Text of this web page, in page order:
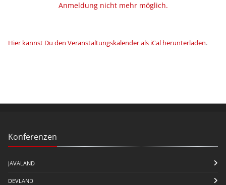
Anmeldung nicht mehr möglich.
Hier kannst Du den Veranstaltungskalender als iCal herunterladen.
Konferenzen
JAVALAND
DEVLAND